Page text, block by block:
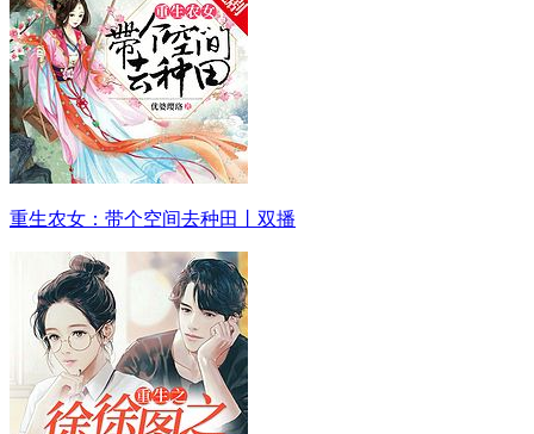
重生农女：带个空间去种田丨双播